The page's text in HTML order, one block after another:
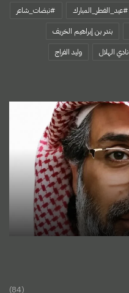
#عيد_الفطر_المبارك
#نبضات_شاعر
بندر بن إبراهيم الخريف
نادي الهلال
وليد الفراج
(84)